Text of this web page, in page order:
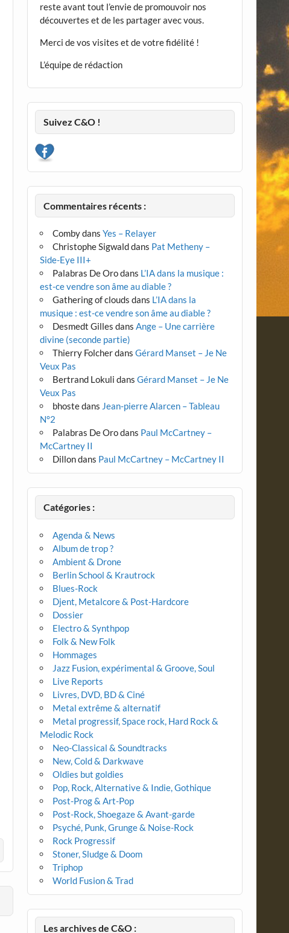
reste avant tout l’envie de promouvoir nos
découvertes et de les partager avec vous.
Merci de vos visites et de votre fidélité !
L’équipe de rédaction
Suivez C&O !
Commentaires récents :
CombydansYes – Relayer
Christophe Sigwalddans Pat Metheny –
Side-Eye III+
Palabras De Orodans L’IA dans la musique :
est-ce vendre son âme au diable ?
Gathering of clouds dans L’IA dans la
musique : est-ce vendre son âme au diable ?
Desmedt Gilles dansAnge – Une carrière
divine (seconde partie)
Thierry FolcherdansGérard Manset – Je Ne
Veux Pas
Bertrand Lokuli dansGérard Manset – Je Ne
Veux Pas
bhostedans Jean-pierre Alarcen – Tableau
N°2
Palabras De Orodans Paul McCartney –
McCartney II
Dillondans Paul McCartney – McCartney II
Catégories :
Agenda & News
Album de trop ?
Ambient & Drone
Berlin School & Krautrock
Blues-Rock
Djent, Metalcore & Post-Hardcore
Dossier
Electro & Synthpop
Folk & New Folk
Hommages
Jazz Fusion, expérimental & Groove, Soul
Live Reports
Livres, DVD, BD & Ciné
Metal extrême & alternatif
Metal progressif, Space rock, Hard Rock &
Melodic Rock
Neo-Classical & Soundtracks
New, Cold & Darkwave
Oldies but goldies
Pop, Rock, Alternative & Indie, Gothique
Post-Prog & Art-Pop
Post-Rock, Shoegaze & Avant-garde
Psyché, Punk, Grunge & Noise-Rock
Rock Progressif
Stoner, Sludge & Doom
Triphop
World Fusion & Trad
Les archives de C&O :